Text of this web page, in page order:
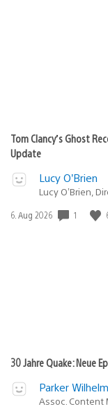
Tom Clancy’s Ghost
Update
Lucy O’Brien
Lucy O’Brien,
Veröffentlichungsdatum:
6. Aug 2026 1
30 Jahre Quake: Neue
Parker Wilhelm
Assoc. Content